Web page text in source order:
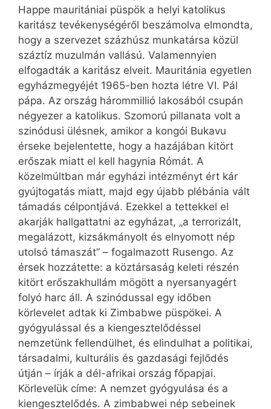
Happe mauritániai püspök a helyi katolikus
karitász tevékenységéről beszámolva elmondta,
hogy a szervezet százhúsz munkatársa közül
száztíz muzulmán vallású. Valamennyien
elfogadták a karitász elveit. Mauritánia egyetlen
egyházmegyéjét 1965-ben hozta létre VI. Pál
pápa. Az ország hárommillió lakosából csupán
négyezer a katolikus. Szomorú pillanata volt a
szinódusi ülésnek, amikor a kongói Bukavu
érseke bejelentette, hogy a hazájában kitört
erőszak miatt el kell hagynia Rómát. A
közelmúltban már egyházi intézményt ért kár
gyújtogatás miatt, majd egy újabb plébánia vált
támadás célpontjává. Ezekkel a tettekkel el
akarják hallgattatni az egyházat, „a terrorizált,
megalázott, kizsákmányolt és elnyomott nép
utolsó támaszát” – fogalmazott Rusengo. Az
érsek hozzátette: a köztársaság keleti részén
kitört erőszakhullám mögött a nyersanyagért
folyó harc áll. A szinódussal egy időben
körlevelet adtak ki Zimbabwe püspökei. A
gyógyulással és a kiengesztelődéssel
nemzetünk fellendülhet, és elindulhat a politikai,
társadalmi, kulturális és gazdasági fejlődés
útján – írják a dél-afrikai ország főpapjai.
Körlevelük címe: A nemzet gyógyulása és a
kiengesztelődés. A zimbabwei nép sebeinek